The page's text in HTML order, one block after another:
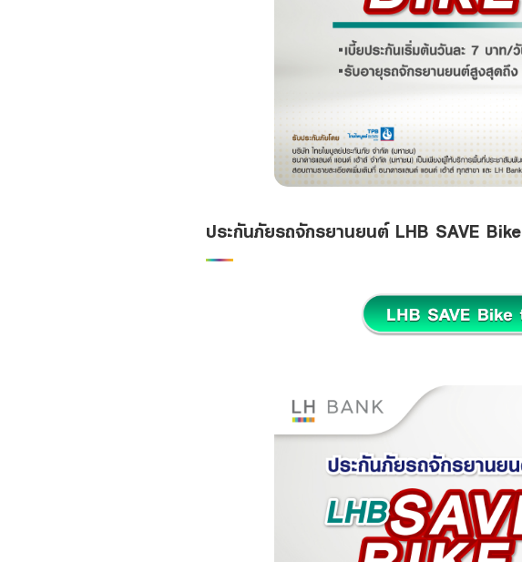
ประกันภัยรถจักรยานยนต์ LHB SAVE Bike